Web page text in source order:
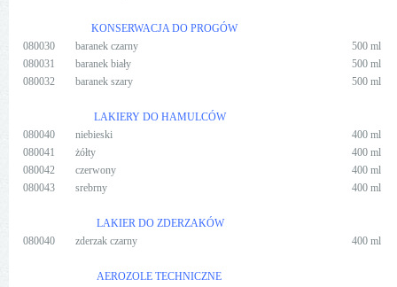
KONSERWACJA DO PROGÓW
080030
baranek czarny
500 ml
080031
baranek biały
500 ml
080032
baranek szary 500 ml
LAKIERY DO HAMULCÓW
080040
niebieski
400 ml
080041
żółty
400 ml
080042
czerwony
400 ml
080043
srebrny 400 ml
LAKIER DO ZDERZAKÓW
080040
zderzak czarny 400 ml
AEROZOLE TECHNICZNE